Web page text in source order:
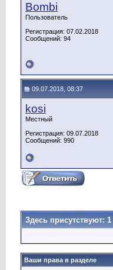
Bombi
Пользователь
Регистрация: 07.02.2018
Сообщений: 94
09.07.2018, 08:37
kosi
Местный
Регистрация: 09.07.2018
Сообщений: 990
Здесь присутствуют: 1
Ваши права в разделе